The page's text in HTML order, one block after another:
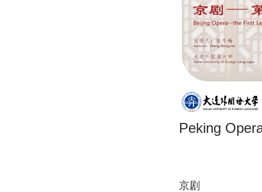
Peking
京剧